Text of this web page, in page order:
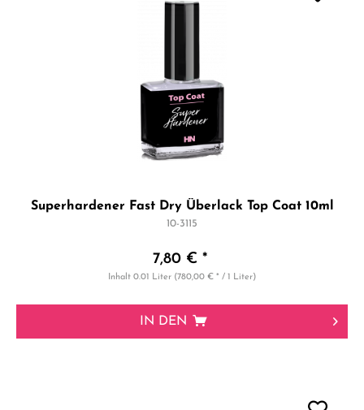
Superhardener Fast Dry Überlack Top Coat 10ml
10-3115
7,80 € *
Inhalt0.01 Liter (780,00 € * / 1 Liter)
IN DEN